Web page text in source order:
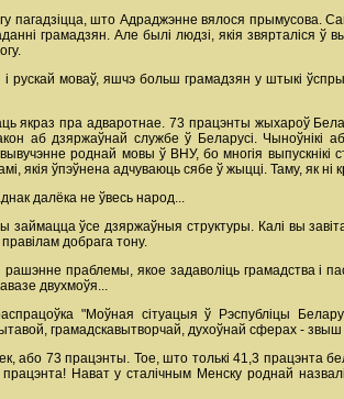
пагадзіцца, што Адраджэнне вялося прымусова.
грамадзян. Але былі людзі, якія звярталіся ў
рускай моваў, яшчэ больш грамадзян у штыкі
якраз пра адваротнае. 73 працэнты жыхароў
аб дзяржаўнай службе ў Беларусі. Чыноўнікі
роднай мовы ў ВНУ, бо многія выпускнікі
якія ўпэўнена адчуваюць сябе ў жыцці. Таму, як ні
далёка не ўвесь народ...
ўсе дзяржаўныя структуры. Калі вы
добрага тону.
праблемы, якое задаволіць грамадства і
двухмоўя...
"Моўная сітуацыя ў Рэспубліцы
грамадскавытворчай, духоўнай сферах -
або 73 працэнты. Тое, што толькі 41,3 працэнта
Нават у сталічным Менску роднай